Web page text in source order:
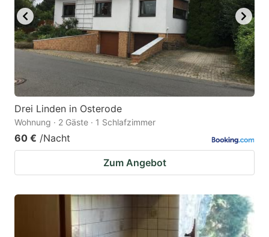
keyboard
shortcuts
for
changing
dates.
keyboard
shortcuts
for
changing
dates.
Drei Linden in Osterode
Wohnung · 2 Gäste · 1 Schlafzimmer
60 € /Nacht
Zum Angebot